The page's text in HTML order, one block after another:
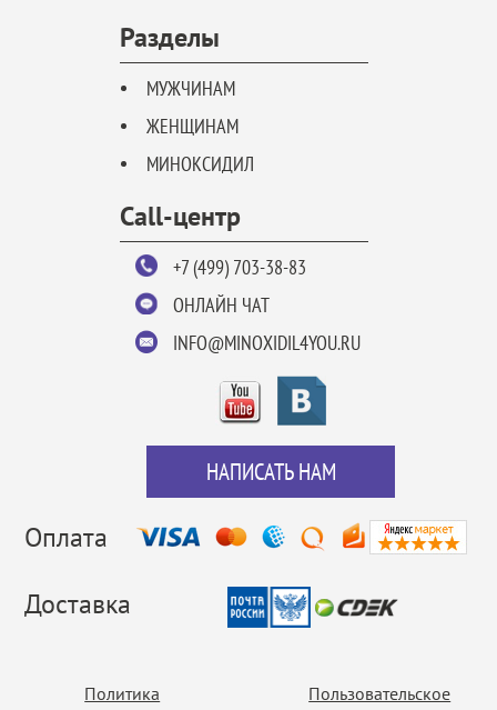
Разделы
МУЖЧИНАМ
ЖЕНЩИНАМ
МИНОКСИДИЛ
Call-центр
+7 (499) 703-38-83
ОНЛАЙН ЧАТ
INFO@MINOXIDIL4YOU.RU
НАПИСАТЬ НАМ
Оплата
Доставка
Политика
Пользовательское